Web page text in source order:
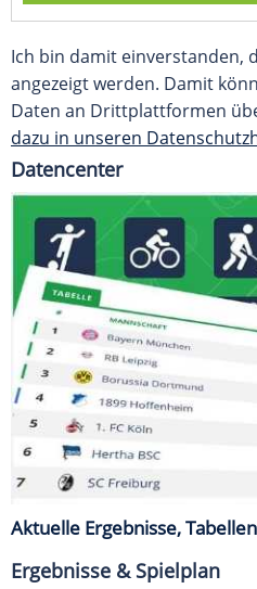
Ich bin damit einverstanden,
angezeigt werden. Damit
Daten an Drittplattformen
dazu in unseren
Datencenter
Aktuelle Ergebnisse,
Ergebnisse & Spielplan